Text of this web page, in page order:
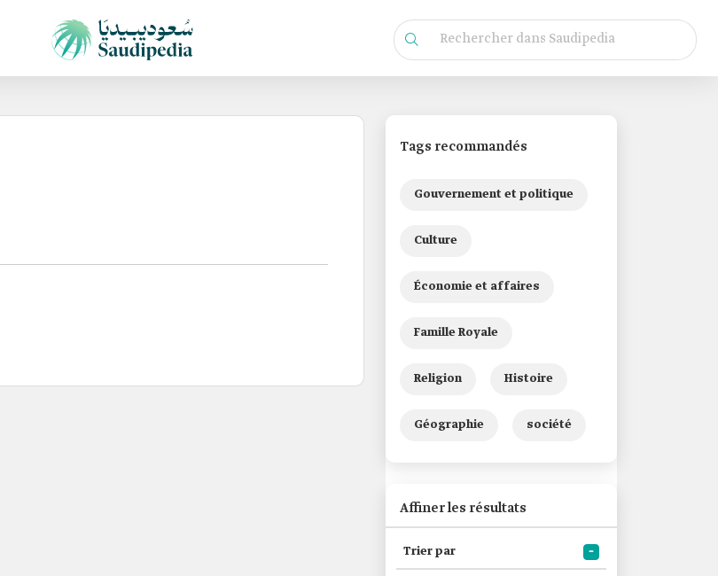
Tags recommandés
Gouvernement et politique
Culture
Économie et affaires
Famille Royale
Religion Histoire
Géographie société
Affiner les résultats
Trier par